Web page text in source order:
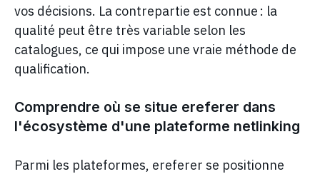
vos décisions. La contrepartie est connue : la
qualité peut être très variable selon les
catalogues, ce qui impose une vraie méthode de
qualification.
Comprendre où se situe ereferer dans
l'écosystème d'une plateforme netlinking
Parmi les plateformes, ereferer se positionne